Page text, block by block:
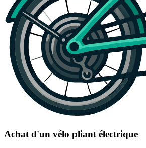
Achat d'un vélo pliant électrique